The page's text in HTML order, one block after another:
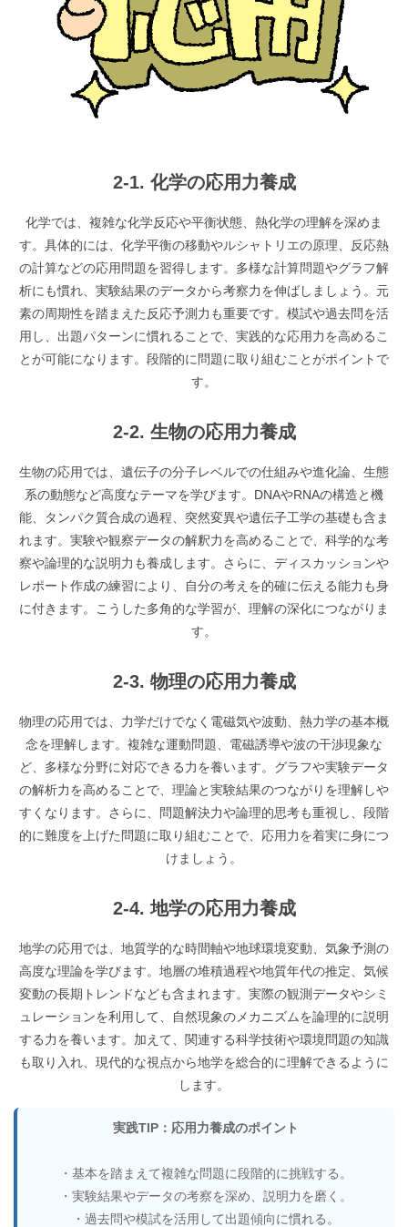
2-1. 化学の応用力養成
化学では、複雑な化学反応や平衡状態、熱化学の理解を深めま
す。具体的には、化学平衡の移動やルシャトリエの原理、反応熱
の計算などの応用問題を習得します。多様な計算問題やグラフ解
析にも慣れ、実験結果のデータから考察力を伸ばしましょう。元
素の周期性を踏まえた反応予測力も重要です。模試や過去問を活
用し、出題パターンに慣れることで、実践的な応用力を高めるこ
とが可能になります。段階的に問題に取り組むことがポイントで
す。
2-2. 生物の応用力養成
生物の応用では、遺伝子の分子レベルでの仕組みや進化論、生態
系の動態など高度なテーマを学びます。DNAやRNAの構造と機
能、タンパク質合成の過程、突然変異や遺伝子工学の基礎も含ま
れます。実験や観察データの解釈力を高めることで、科学的な考
察や論理的な説明力も養成します。さらに、ディスカッションや
レポート作成の練習により、自分の考えを的確に伝える能力も身
に付きます。こうした多角的な学習が、理解の深化につながりま
す。
2-3. 物理の応用力養成
物理の応用では、力学だけでなく電磁気や波動、熱力学の基本概
念を理解します。複雑な運動問題、電磁誘導や波の干渉現象な
ど、多様な分野に対応できる力を養います。グラフや実験データ
の解析力を高めることで、理論と実験結果のつながりを理解しや
すくなります。さらに、問題解決力や論理的思考も重視し、段階
的に難度を上げた問題に取り組むことで、応用力を着実に身につ
けましょう。
2-4. 地学の応用力養成
地学の応用では、地質学的な時間軸や地球環境変動、気象予測の
高度な理論を学びます。地層の堆積過程や地質年代の推定、気候
変動の長期トレンドなども含まれます。実際の観測データやシミ
ュレーションを利用して、自然現象のメカニズムを論理的に説明
する力を養います。加えて、関連する科学技術や環境問題の知識
も取り入れ、現代的な視点から地学を総合的に理解できるように
します。
実践TIP：応用力養成のポイント
・基本を踏まえて複雑な問題に段階的に挑戦する。
・実験結果やデータの考察を深め、説明力を磨く。
・過去問や模試を活用して出題傾向に慣れる。